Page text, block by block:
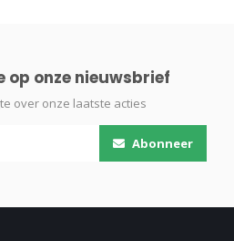
op onze nieuwsbrief
over onze laatste acties
Abonneer